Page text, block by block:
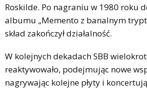
Roskilde. Po nagraniu w 1980 roku
albumu „Memento z banalnym
skład zakończył działalność.
W kolejnych dekadach SBB
reaktywowało, podejmując nowe
nagrywając kolejne płyty i